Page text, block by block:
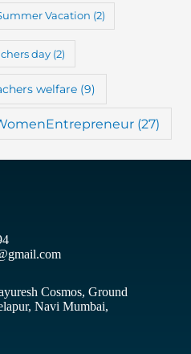
Vacation (2)
day (2)
welfare(9)
(27)
Cosmos, Ground
Navi Mumbai,